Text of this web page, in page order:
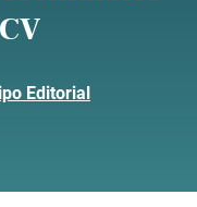
Editorial